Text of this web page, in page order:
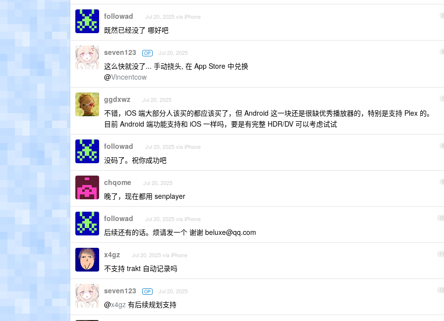
5
followad Jul 20, 2025 via iPhone
既然已经没了 哪好吧
6
seven123 OP Jul 20, 2025
这么快就没了... 手动挠头, 在 App Store 中兑换
@Vincentcow
7
ggdxwz Jul 20, 2025
不错，iOS 端大部分人该买的都应该买了，但 Android 这一块还是很缺优秀播放器的，特别是支持 Plex 的。
目前 Android 端功能支持和 iOS 一样吗，要是有完整 HDR/DV 可以考虑试试
8
followad Jul 20, 2025 via iPhone
没码了。祝你成功吧
9
chqome Jul 20, 2025
晚了，现在都用 senplayer
10
followad Jul 20, 2025 via iPhone
后续还有的话。烦请发一个 谢谢 beluxe@qq.com
11
x4gz Jul 20, 2025 via iPhone
不支持 trakt 自动记录吗
12
seven123 OP Jul 20, 2025
@x4gz 有后续规划支持